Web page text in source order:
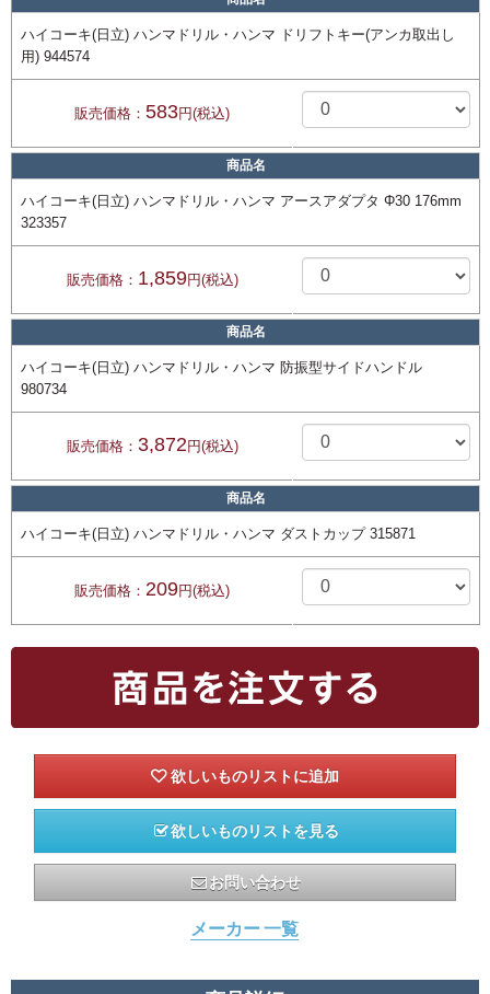
ハイコーキ(日立) ハンマドリル・ハンマ ドリフトキー(アンカ取出し
用) 944574
販売価格： 583円(税込)
商品名
ハイコーキ(日立) ハンマドリル・ハンマ アースアダプタ Φ30 176mm
323357
販売価格： 1,859円(税込)
商品名
ハイコーキ(日立) ハンマドリル・ハンマ 防振型サイドハンドル
980734
販売価格： 3,872 円(税込)
商品名
ハイコーキ(日立) ハンマドリル・ハンマ ダストカップ 315871
販売価格： 209円(税込)
欲しいものリストを見る
お問い合わせ
メーカー 一覧